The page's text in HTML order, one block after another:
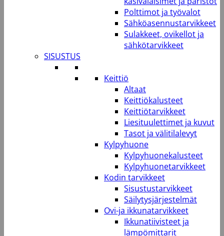
Polttimot ja työvalot
Sähköasennustarvikkeet
Sulakkeet, ovikellot ja
sähkötarvikkeet
SISUSTUS
Keittiö
Altaat
Keittiökalusteet
Keittiötarvikkeet
Liesituulettimet ja kuvut
Tasot ja välitilalevyt
Kylpyhuone
Kylpyhuonekalusteet
Kylpyhuonetarvikkeet
Kodin tarvikkeet
Sisustustarvikkeet
Säilytysjärjestelmät
Ovi-ja ikkunatarvikkeet
Ikkunatiivisteet ja
lämpömittarit